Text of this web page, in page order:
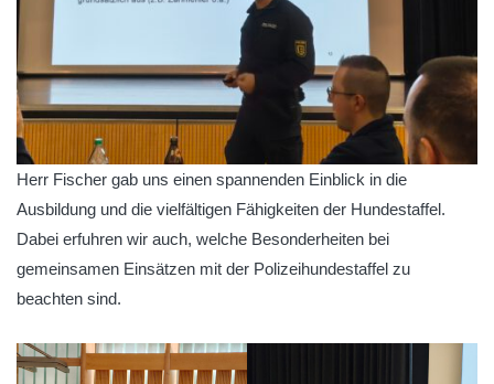
Herr Fischer gab uns einen spannenden Einblick in die
Ausbildung und die vielfältigen Fähigkeiten der Hundestaffel.
Dabei erfuhren wir auch, welche Besonderheiten bei
gemeinsamen Einsätzen mit der Polizeihundestaffel zu
beachten sind.